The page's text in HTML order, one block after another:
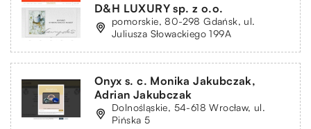
D&H LUXURY sp. z o.o.
pomorskie, 80-298 Gdańsk, ul.
Juliusza Słowackiego 199A
Onyx s. c. Monika Jakubczak,
Adrian Jakubczak
Dolnośląskie, 54-618 Wrocław, ul.
Pińska 5